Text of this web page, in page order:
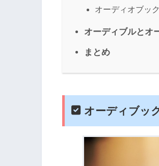
オーディオブッ
オーディブルとオ
まとめ
オーディブッ